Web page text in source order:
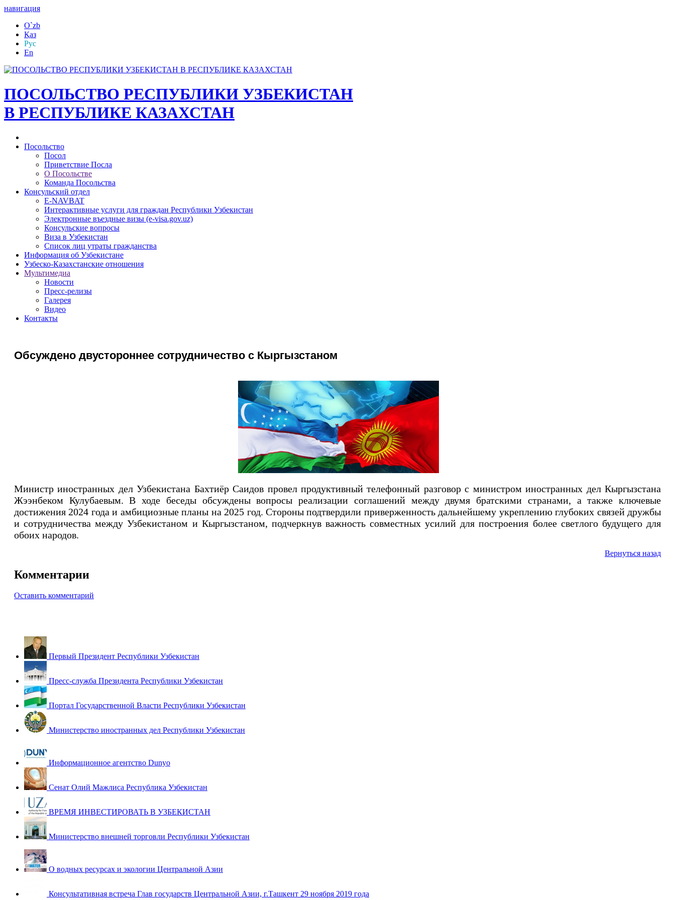
навигация
O`zb
Қаз
Рус
En
ПОСОЛЬСТВО РЕСПУБЛИКИ УЗБЕКИСТАН
В РЕСПУБЛИКЕ КАЗАХСТАН
Посольство
Посол
Приветствие Посла
О Посольстве
Команда Посольства
Консульский отдел
E-NAVBAT
Интерактивные услуги для граждан Республики Узбекистан
Электронные въездные визы (e-visa.gov.uz)
Консульские вопросы
Виза в Узбекистан
Список лиц утраты гражданства
Информация об Узбекистане
Узбеско-Казахстанские отношения
Мультимедиа
Новости
Пресс-релизы
Галерея
Видео
Контакты
Обсуждено двустороннее сотрудничество с Кыргызстаном
Министр иностранных дел Узбекистана Бахтиёр Саидов провел продуктивный телефонный разговор с министром иностранных дел Кыргызстана
Жээнбеком Кулубаевым. В ходе беседы обсуждены вопросы реализации соглашений между двумя братскими странами, а также ключевые
достижения 2024 года и амбициозные планы на 2025 год. Стороны подтвердили приверженность дальнейшему укреплению глубоких связей дружбы
и сотрудничества между Узбекистаном и Кыргызстаном, подчеркнув важность совместных усилий для построения более светлого будущего для
обоих народов.
Вернуться назад
Комментарии
Оставить комментарий
Первый Президент Республики Узбекистан
Пресс-служба Президента Республики Узбекистан
Портал Государственной Власти Республики Узбекистан
Министерство иностранных дел Республики Узбекистан
Информационное агентство Dunyo
Сенат Олий Мажлиса Республика Узбекистан
ВРЕМЯ ИНВЕСТИРОВАТЬ В УЗБЕКИСТАН
Министерство внешней торговли Республики Узбекистан
О водных ресурсах и экологии Центральной Азии
Консультативная встреча Глав государств Центральной Азии, г.Ташкент 29 ноября 2019 года